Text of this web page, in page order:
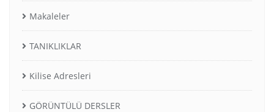
Makaleler
TANIKLIKLAR
Kilise Adresleri
GÖRÜNTÜLÜ DERSLER